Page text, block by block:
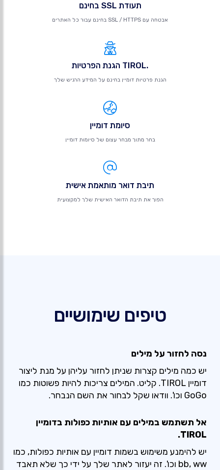
תעודת SSL בחינם
אבטחה עם SSL / HTTPS בחינם עבור כל האתרים
.TIROL הגנת הפרטיות
הגנת פרטיות דומיין בחינם על המידע הרגיש שלך
סיומת דומיין
בחר מתוך מבחר עצום של סיומות דומיין
תיבת דואר מותאמת אישית
הפוך את תיבת הדואר האישית שלך למקצועית
טיפים שימושיים
נסה לחזור על מילים
יש כמה מילים קצרות שניתן לחזור עליהן על מנת ליצור
דומיין TIROL. קליט. המילים צריכות להיות פשוטות כמו
GoGo וכו'. וודאו שקל לבחור את השם הנבחר.
אל תשתמש במילים עם אותיות כפולות בדומיין
TIROL.
יש להימנע משימוש בשמות דומיין עם אותיות כפולות, כמו
bb, ww וכו'. זה יעזור לאתר שלך על ידי כך שלא תאבד